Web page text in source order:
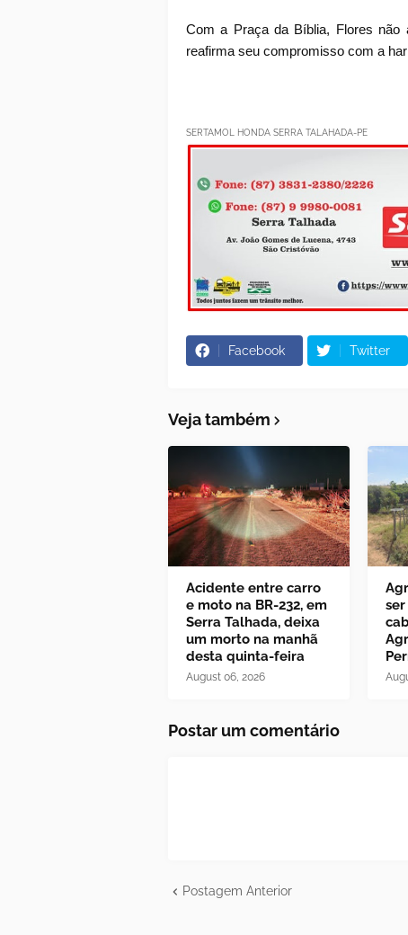
Com a Praça da Bíblia, Flores não
reafirma seu compromisso com a
SERTAMOL HONDA SERRA TALAHADA-PE
Facebook Twitter
Veja também
Acidente entre carro
e moto na BR-232, em
Serra Talhada, deixa
um morto na manhã
desta quinta-feira
August 06, 2026
Postar um comentário
Postagem Anterior